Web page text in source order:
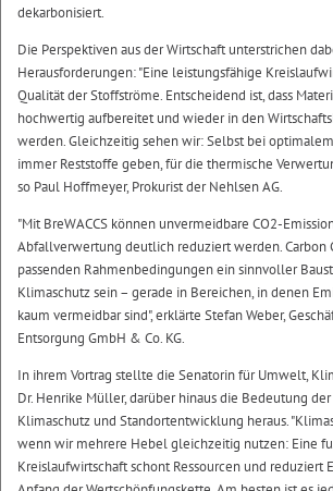
dekarbonisiert.
Die Perspektiven aus der Wirtschaft unterstrichen
Herausforderungen: "Eine leistungsfähige
Qualität der Stoffströme. Entscheidend ist, dass
hochwertig aufbereitet und wieder in den
werden. Gleichzeitig sehen wir: Selbst bei
immer Reststoffe geben, für die thermische
so Paul Hoffmeyer, Prokurist der Nehlsen AG.
"Mit BreWACCS können unvermeidbare CO2-
Abfallverwertung deutlich reduziert werden. Carbon
passenden Rahmenbedingungen ein sinnvoller
Klimaschutz sein – gerade in Bereichen, in denen
kaum vermeidbar sind", erklärte Stefan Weber,
Entsorgung GmbH & Co. KG.
In ihrem Vortrag stellte die Senatorin für Umwelt,
Dr. Henrike Müller, darüber hinaus die Bedeutung
Klimaschutz und Standortentwicklung heraus.
wenn wir mehrere Hebel gleichzeitig nutzen: Eine
Kreislaufwirtschaft schont Ressourcen und reduziert